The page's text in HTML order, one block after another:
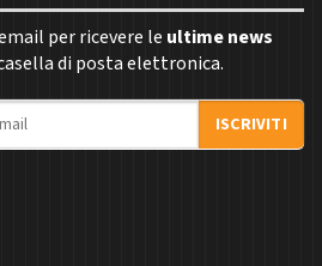
per ricevere le ultime news
di posta elettronica.
ISCRIVITI